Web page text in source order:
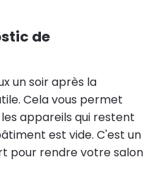
de
un soir après la
Cela vous permet
appareils qui restent
est vide. C'est un
pour rendre votre salon